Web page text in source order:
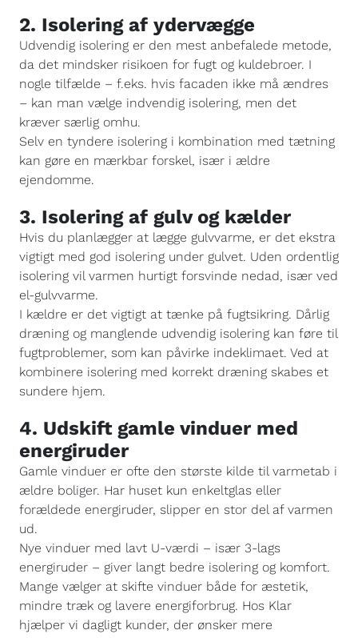
2. Isolering af ydervægge
Udvendig isolering er den mest anbefalede metode,
da det mindsker risikoen for fugt og kuldebroer. I
nogle tilfælde – f.eks. hvis facaden ikke må ændres
– kan man vælge indvendig isolering, men det
kræver særlig omhu.
Selv en tyndere isolering i kombination med tætning
kan gøre en mærkbar forskel, især i ældre
ejendomme.
3. Isolering af gulv og kælder
Hvis du planlægger at lægge gulvvarme, er det ekstra
vigtigt med god isolering under gulvet. Uden ordentlig
isolering vil varmen hurtigt forsvinde nedad, især ved
el-gulvvarme.
I kældre er det vigtigt at tænke på fugtsikring. Dårlig
dræning og manglende udvendig isolering kan føre til
fugtproblemer, som kan påvirke indeklimaet. Ved at
kombinere isolering med korrekt dræning skabes et
sundere hjem.
4. Udskift gamle vinduer med
energiruder
Gamle vinduer er ofte den største kilde til varmetab i
ældre boliger. Har huset kun enkeltglas eller
forældede energiruder, slipper en stor del af varmen
ud.
Nye vinduer med lavt U-værdi – især 3-lags
energiruder – giver langt bedre isolering og komfort.
Mange vælger at skifte vinduer både for æstetik,
mindre træk og lavere energiforbrug. Hos Klar
hjælper vi dagligt kunder, der ønsker mere